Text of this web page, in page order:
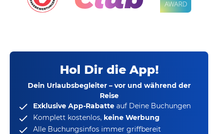
Hol Dir die App!
Dein Urlaubsbegleiter – vor und während der
Reise
Exklusive App-Rabatte auf Deine Buchungen
Komplett kostenlos, keine Werbung
Alle Buchungsinfos immer griffbereit